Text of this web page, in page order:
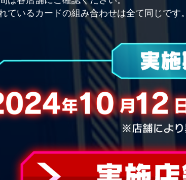
ているカードの組み合わせは全て同じです。